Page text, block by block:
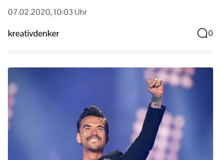
07.02.2020, 10:03 Uhr
kreativdenker 0